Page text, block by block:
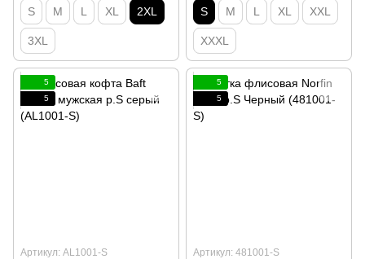
S M L XL 2XL
3XL
S M L XL XXL
XXXL
5
5
Артикул: AL1001-S
5
5
Артикул: 481001-S